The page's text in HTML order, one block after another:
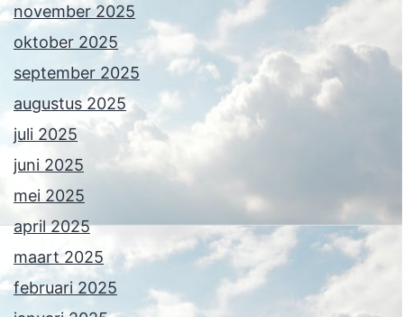
november 2025
oktober 2025
september 2025
augustus 2025
juli 2025
juni 2025
mei 2025
april 2025
maart 2025
februari 2025